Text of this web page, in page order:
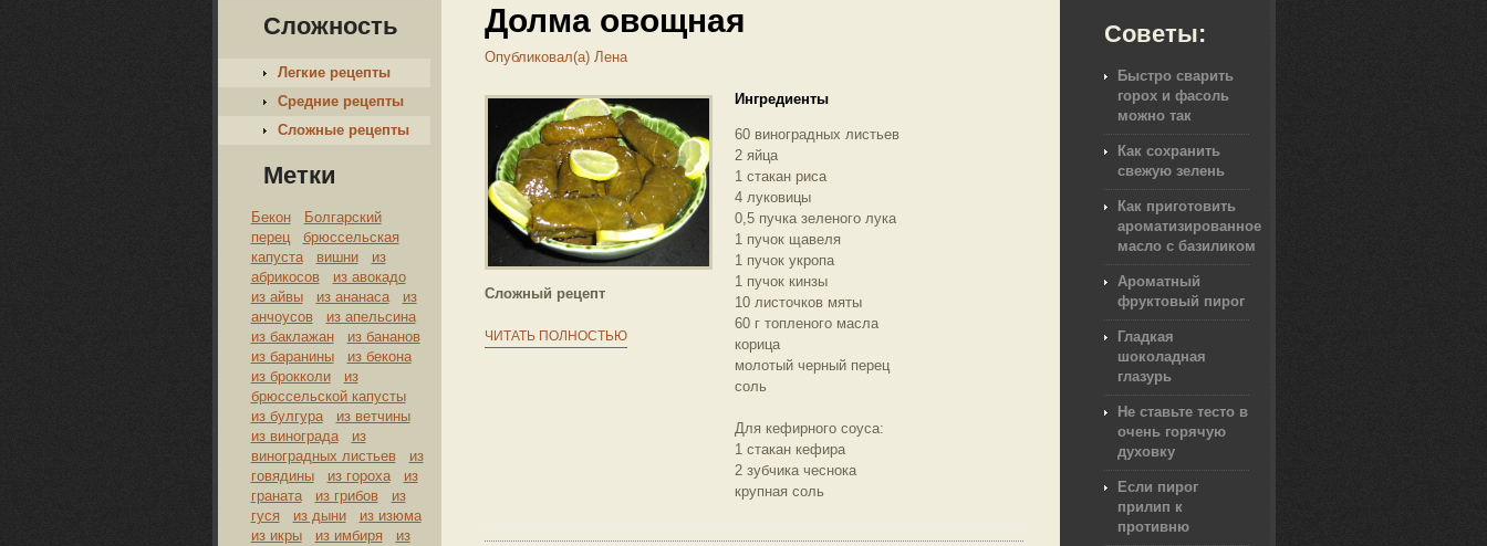
Сложность
Легкие рецепты
Средние рецепты
Сложные рецепты
Метки
Бекон
Болгарский
перец
брюссельская
капуста
вишни
из
абрикосов
из авокадо
из айвы
из ананаса
из
анчоусов
из апельсина
из баклажан
из бананов
из баранины
из бекона
из брокколи
из
брюссельской капусты
из булгура
из ветчины
из винограда
из
виноградных листьев
из
говядины
из гороха
из
граната
из грибов
из
гуся
из дыни
из изюма
из икры
из имбиря
из
Долма овощная
Опубликовал(а) Лена
Сложный рецепт
ЧИТАТЬ ПОЛНОСТЬЮ
Ингредиенты
60 виноградных листьев
2 яйца
1 стакан риса
4 луковицы
0,5 пучка зеленого лука
1 пучок щавеля
1 пучок укропа
1 пучок кинзы
10 листочков мяты
60 г топленого масла
корица
молотый черный перец
соль
Для кефирного соуса:
1 стакан кефира
2 зубчика чеснока
крупная соль
Советы:
Быстро сварить
горох и фасоль
можно так
Как сохранить
свежую зелень
Как приготовить
ароматизированное
масло с базиликом
Ароматный
фруктовый пирог
Гладкая
шоколадная
глазурь
Не ставьте тесто в
очень горячую
духовку
Если пирог
прилип к
противню